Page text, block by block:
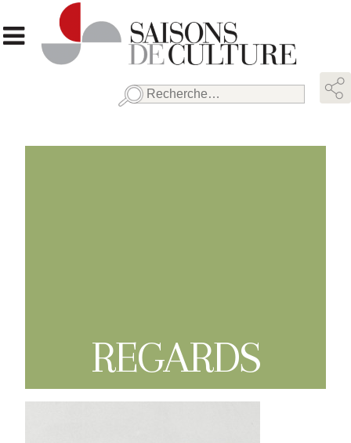
Rechercher :
REGARDS